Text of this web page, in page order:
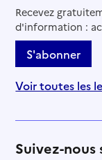
Recevez
d'information :
S'abonner
Voir toutes les
Suivez-nous